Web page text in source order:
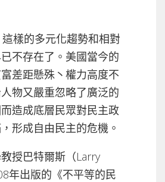
樣的多元化趨勢和相對
不存在了。美國當今的
差距懸殊丶權力高度不
物又嚴重忽略了廣泛的
造成底層民眾對民主政
形成自由民主的危機。
授巴特爾斯（Larry
年出版的《不平等的民